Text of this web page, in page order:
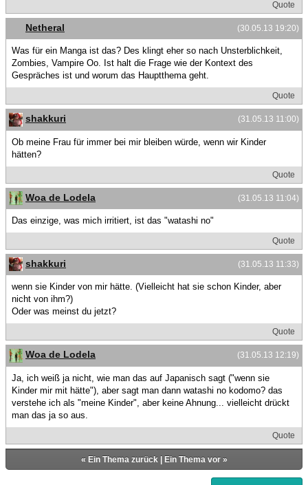
Quote
(30.05.13 19:20)
Netheral
Was für ein Manga ist das? Des klingt eher so nach Unsterblichkeit,
Zombies, Vampire Oo. Ist halt die Frage wie der Kontext des
Gespräches ist und worum das Hauptthema geht.
Quote
(31.05.13 11:00)
shakkuri
Ob meine Frau für immer bei mir bleiben würde, wenn wir Kinder
hätten?
Quote
(31.05.13 11:04)
Woa de Lodela
Das einzige, was mich irritiert, ist das "watashi no"
Quote
(31.05.13 11:33)
shakkuri
wenn sie Kinder von mir hätte. (Vielleicht hat sie schon Kinder, aber
nicht von ihm?)
Oder was meinst du jetzt?
Quote
(31.05.13 12:19)
Woa de Lodela
Ja, ich weiß ja nicht, wie man das auf Japanisch sagt ("wenn sie
Kinder mir mit hätte"), aber sagt man dann watashi no kodomo? das
verstehe ich als "meine Kinder", aber keine Ahnung... vielleicht drückt
man das ja so aus.
Quote
« Ein Thema zurück| Ein Thema vor»